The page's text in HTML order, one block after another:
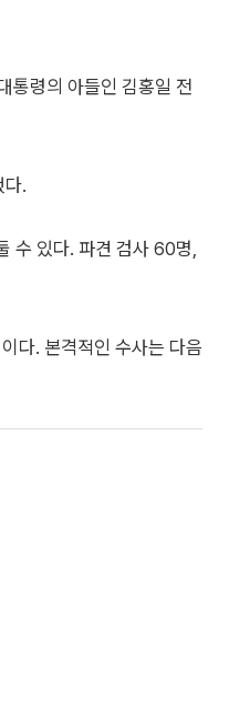
통령의 아들인 김홍일 전
다.
수 있다. 파견 검사 60명,
다. 본격적인 수사는 다음